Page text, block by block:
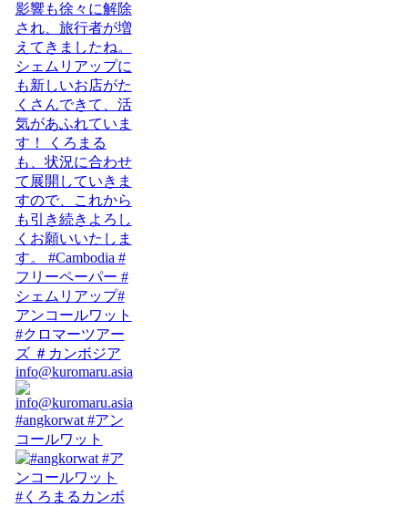
info@kuromaru.asia
#angkorwat #アン
コールワット
#くろまるカンボ